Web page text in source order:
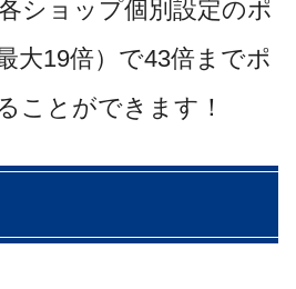
ショップ個別設定のポ
大19倍）で43倍までポ
ことができます！